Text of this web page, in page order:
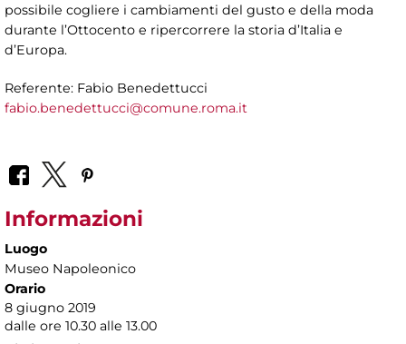
possibile cogliere i cambiamenti del gusto e della moda
durante l’Ottocento e ripercorrere la storia d’Italia e
d’Europa.
Referente: Fabio Benedettucci
fabio.benedettucci@comune.roma.it
Informazioni
Luogo
Museo Napoleonico
Orario
8 giugno 2019
dalle ore 10.30 alle 13.00